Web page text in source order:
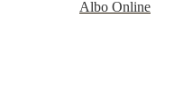
Albo Online